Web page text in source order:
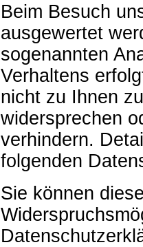
Beim Besuch
ausgewertet
sogenannten
Verhaltens
nicht zu Ihnen
widersprechen
verhindern.
folgenden
Sie können